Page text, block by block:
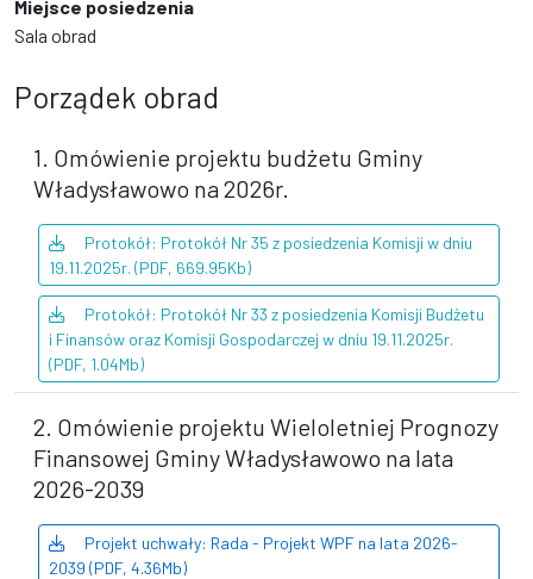
Miejsce posiedzenia
Sala obrad
Porządek obrad
1. Omówienie projektu budżetu Gminy
Władysławowo na 2026r.
Protokół: Protokół Nr 35 z posiedzenia Komisji w dniu
19.11.2025r. (PDF, 669.95Kb)
Protokół: Protokół Nr 33 z posiedzenia Komisji Budżetu
i Finansów oraz Komisji Gospodarczej w dniu 19.11.2025r.
(PDF, 1.04Mb)
2. Omówienie projektu Wieloletniej Prognozy
Finansowej Gminy Władysławowo na lata
2026-2039
Projekt uchwały: Rada - Projekt WPF na lata 2026-
2039 (PDF, 4.36Mb)